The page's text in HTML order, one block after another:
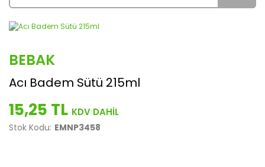
BEBAK
Acı Badem Sütü 215ml
15,25 TL
Stok Kodu: EMNP3458